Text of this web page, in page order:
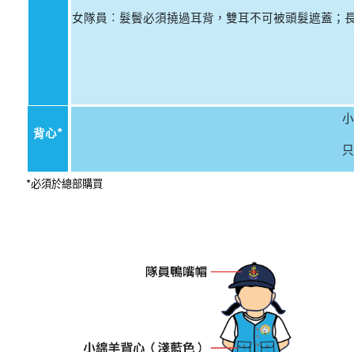
女隊員︰ 髮鬢必須撓過耳背 ， 雙耳不可被頭髮遮蓋；
背心*
*必須於總部購買